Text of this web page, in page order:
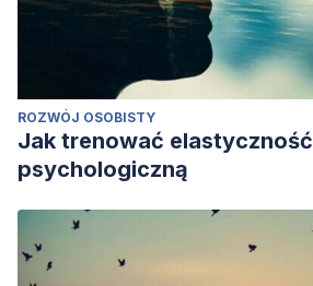
ROZWÓJ OSOBISTY
Jak trenować elastyczność
psychologiczną